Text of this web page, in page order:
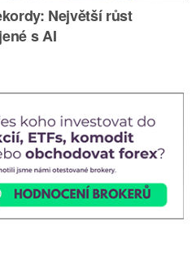
Největší růst
s AI